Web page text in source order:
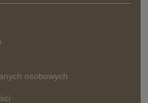
osobowych